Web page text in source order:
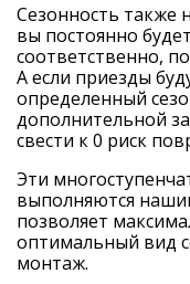
Сезонность также
вы постоянно
соответственно,
А если приезды
определенный
дополнительной
свести к 0 риск
Эти
выполняются
позволяет
оптимальный вид
монтаж.